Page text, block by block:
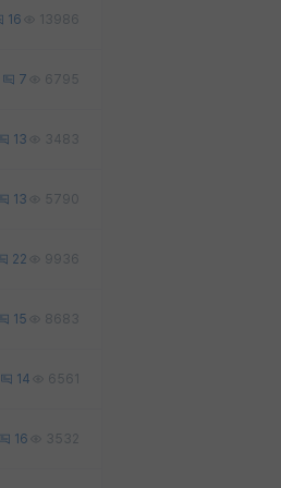
16 13986
7 6795
13 3483
13 5790
22 9936
15 8683
14 6561
16 3532